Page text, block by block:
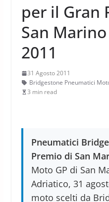
per il Gran
San
2011
31 Agosto 2011
Bridgestone Pneumatici
3 min read
Pneumatici
Premio di San
Moto GP di San
Adriatico, 31
moto scelti da